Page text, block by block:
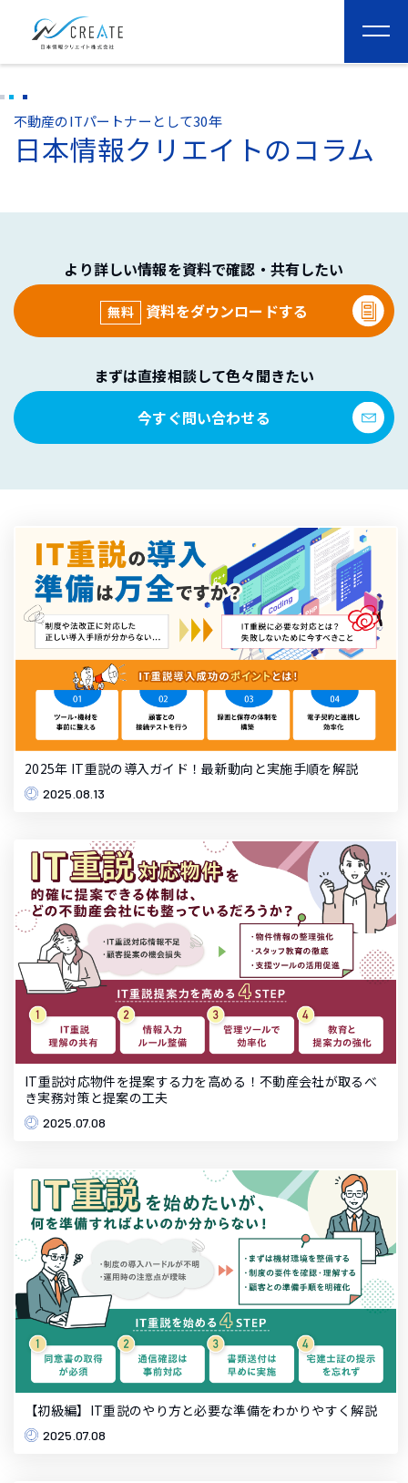
不動産のITパートナーとして30年
日本情報クリエイトのコラム
より詳しい情報を資料で確認・共有したい
無料 資料をダウンロードする
まずは直接相談して色々聞きたい
今すぐ問い合わせる
2025年 IT重説の導入ガイド！最新動向と実施手順を解説
2025.08.13
IT重説対応物件を提案する力を高める！不動産会社が取るべ
き実務対策と提案の工夫
2025.07.08
【初級編】IT重説のやり方と必要な準備をわかりやすく解説
2025.07.08